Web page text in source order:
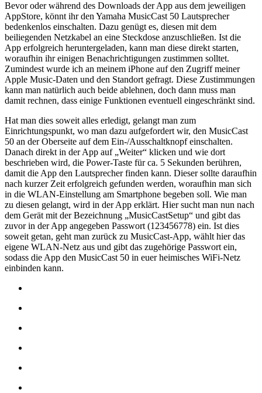
Bevor oder während des Downloads der App aus dem jeweiligen
AppStore, könnt ihr den Yamaha MusicCast 50 Lautsprecher
bedenkenlos einschalten. Dazu genügt es, diesen mit dem
beiliegenden Netzkabel an eine Steckdose anzuschließen. Ist die
App erfolgreich heruntergeladen, kann man diese direkt starten,
woraufhin ihr einigen Benachrichtigungen zustimmen solltet.
Zumindest wurde ich an meinem iPhone auf den Zugriff meiner
Apple Music-Daten und den Standort gefragt. Diese Zustimmungen
kann man natürlich auch beide ablehnen, doch dann muss man
damit rechnen, dass einige Funktionen eventuell eingeschränkt sind.
Hat man dies soweit alles erledigt, gelangt man zum
Einrichtungspunkt, wo man dazu aufgefordert wir, den MusicCast
50 an der Oberseite auf dem Ein-/Ausschaltknopf einschalten.
Danach direkt in der App auf „Weiter“ klicken und wie dort
beschrieben wird, die Power-Taste für ca. 5 Sekunden berühren,
damit die App den Lautsprecher finden kann. Dieser sollte daraufhin
nach kurzer Zeit erfolgreich gefunden werden, woraufhin man sich
in die WLAN-Einstellung am Smartphone begeben soll. Wie man
zu diesen gelangt, wird in der App erklärt. Hier sucht man nun nach
dem Gerät mit der Bezeichnung „MusicCastSetup“ und gibt das
zuvor in der App angegeben Passwort (123456778) ein. Ist dies
soweit getan, geht man zurück zu MusicCast-App, wählt hier das
eigene WLAN-Netz aus und gibt das zugehörige Passwort ein,
sodass die App den MusicCast 50 in euer heimisches WiFi-Netz
einbinden kann.